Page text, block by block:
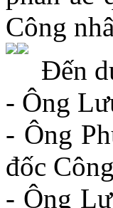
Công
Đến
- Ông
- Ông
đốc
- Ông